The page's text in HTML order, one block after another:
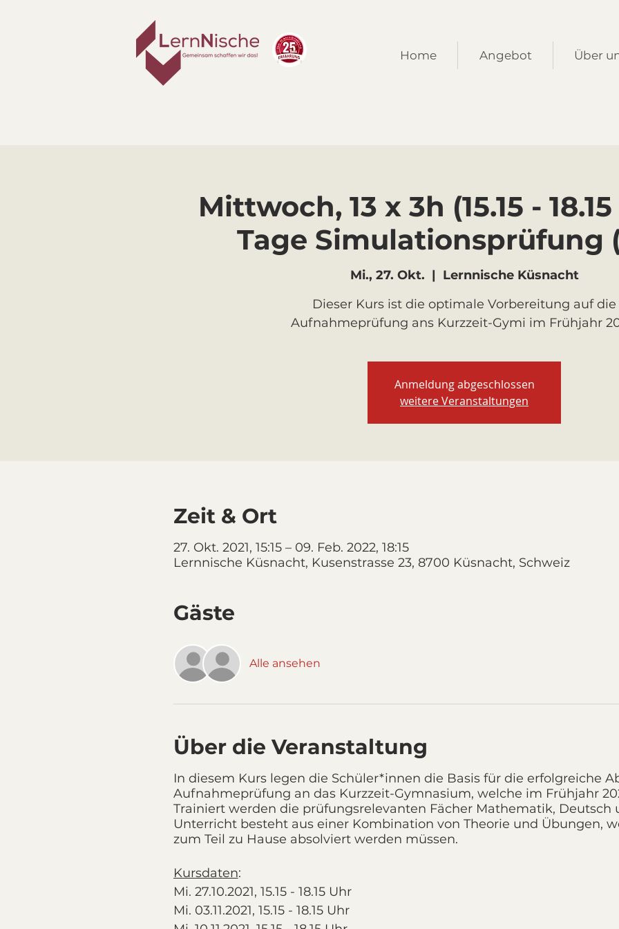
Home Angebot Über
Mittwoch, 13 x 3h (15.15 -
Tage Simulationsprüfung
Mi., 27. Okt.
  |
Lernnische Küsnacht
Dieser Kurs ist die optimale Vorbereitung auf die
Aufnahmeprüfung ans Kurzzeit-Gymi im Frühjahr
Anmeldung abgeschlossen
weitere Veranstaltungen
Zeit & Ort
27. Okt. 2021, 15:15 – 09. Feb. 2022, 18:15
Lernnische Küsnacht, Kusenstrasse 23, 8700 Küsnacht, Schweiz
Gäste
Alle ansehen
Über die Veranstaltung
In diesem Kurs legen die Schüler*innen die Basis für die erfolgreiche
Aufnahmeprüfung an das Kurzzeit-Gymnasium, welche im Frühjahr
Trainiert werden die prüfungsrelevanten Fächer Mathematik, Deutsch
Unterricht besteht aus einer Kombination von Theorie und Übungen,
zum Teil zu Hause absolviert werden müssen.
Kursdaten:
Mi. 27.10.2021, 15.15 - 18.15 Uhr
Mi. 03.11.2021, 15.15 - 18.15 Uhr